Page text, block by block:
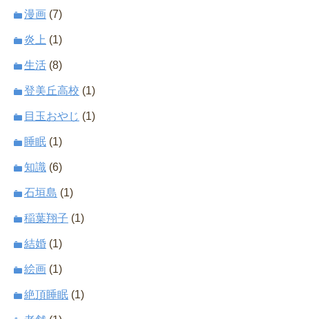
漫画 (7)
炎上 (1)
生活 (8)
登美丘高校 (1)
目玉おやじ (1)
睡眠 (1)
知識 (6)
石垣島 (1)
稲葉翔子 (1)
結婚 (1)
絵画 (1)
絶頂睡眠 (1)